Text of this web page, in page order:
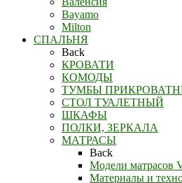
Bayamo
Milton
СПАЛЬНЯ
Back
КРОВАТИ
КОМОДЫ
ТУМБЫ
СТОЛ ТУАЛЕТНЫЙ
ШКАФЫ
ПОЛКИ, ЗЕРКАЛА
МАТРАСЫ
Back
Модели матрасов
Материалы и